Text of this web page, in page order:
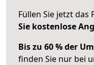
Füllen Sie jetzt das
Sie kostenlose
Bis zu 60 % der
finden Sie nur bei